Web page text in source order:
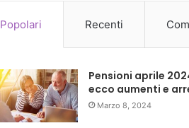
Popolari Recenti
Pensioni aprile
ecco aumenti e
Marzo 8, 2024